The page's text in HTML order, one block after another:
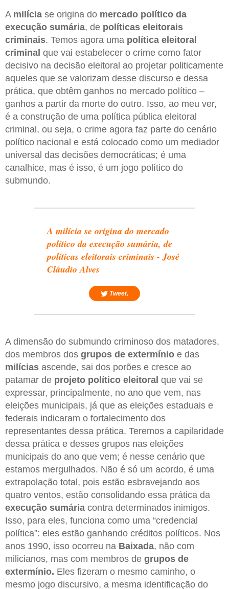
A milícia se origina do mercado político da
execução sumária, de políticas eleitorais
criminais. Temos agora uma política eleitoral
criminal que vai estabelecer o crime como fator
decisivo na decisão eleitoral ao projetar politicamente
aqueles que se valorizam desse discurso e dessa
prática, que obtêm ganhos no mercado político –
ganhos a partir da morte do outro. Isso, ao meu ver,
é a construção de uma política pública eleitoral
criminal, ou seja, o crime agora faz parte do cenário
político nacional e está colocado como um mediador
universal das decisões democráticas; é uma
canalhice, mas é isso, é um jogo político do
submundo.
A milícia se origina do mercado
político da execução sumária, de
políticas eleitorais criminais - José
Cláudio Alves
Tweet.
A dimensão do submundo criminoso dos matadores,
dos membros dos grupos de extermínio e das
milícias ascende, sai dos porões e cresce ao
patamar de projeto político eleitoral que vai se
expressar, principalmente, no ano que vem, nas
eleições municipais, já que as eleições estaduais e
federais indicaram o fortalecimento dos
representantes dessa prática. Teremos a capilaridade
dessa prática e desses grupos nas eleições
municipais do ano que vem; é nesse cenário que
estamos mergulhados. Não é só um acordo, é uma
extrapolação total, pois estão esbravejando aos
quatro ventos, estão consolidando essa prática da
execução sumária contra determinados inimigos.
Isso, para eles, funciona como uma “credencial
política”: eles estão ganhando créditos políticos. Nos
anos 1990, isso ocorreu na Baixada, não com
milicianos, mas com membros de grupos de
extermínio. Eles fizeram o mesmo caminho, o
mesmo jogo discursivo, a mesma identificação do